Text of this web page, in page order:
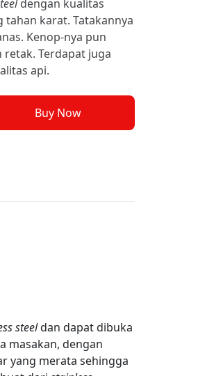
dengan kualitas
tahan karat. Tatakannya
Kenop-nya pun
Terdapat juga
api.
Buy Now
steeldan dapat dibuka
masakan, dengan
yang merata sehingga